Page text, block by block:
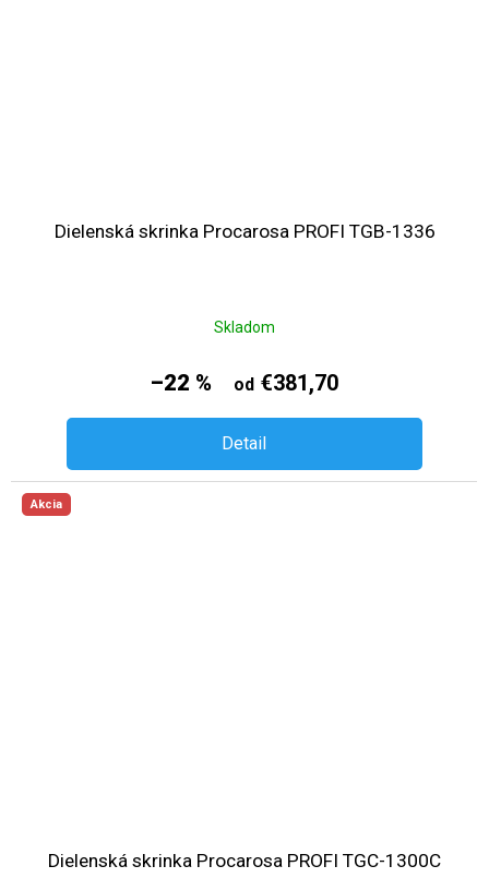
Dielenská skrinka Procarosa PROFI TGB-1336
Skladom
–22 % od €381,70
Detail
Akcia
Dielenská skrinka Procarosa PROFI TGC-1300C